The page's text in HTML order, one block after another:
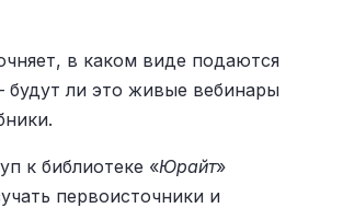
в каком виде подаются
будут ли это живые вебинары
к библиотеке «Юрайт»
первоисточники и